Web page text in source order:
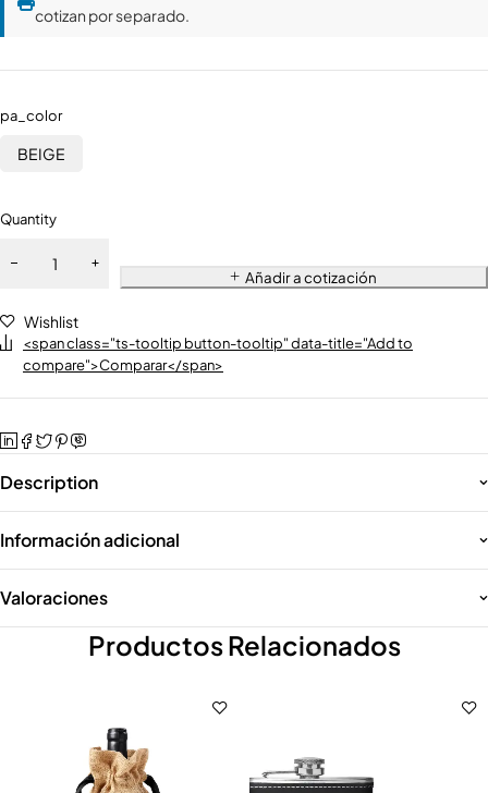
cotizan por separado.
pa_color
BEIGE
Quantity
Añadir a cotización
Wishlist
<span class="ts-tooltip button-tooltip" data-title="Add to
compare">Comparar</span>
Description
Información adicional
Valoraciones
Productos Relacionados